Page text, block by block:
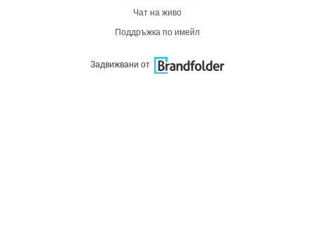
Чат на живо
Поддръжка по имейл
Задвижвани от